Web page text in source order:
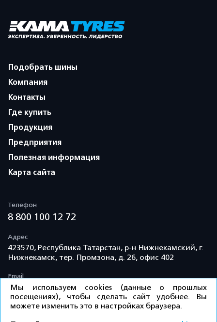
Подобрать шины
Компания
Контакты
Где купить
Продукция
Предприятия
Полезная информация
Карта сайта
Телефон
8 800 100 12 72
Адрес
423570, Республика Татарстан, р-н Нижнекамский, г.
Нижнекамск, тер. Промзона, д. 26, офис 402
Email
info@td-kama.com
Мы используем cookies (данные о прошлых
посещениях), чтобы сделать сайт удобнее. Вы
можете изменить это в настройках браузера.